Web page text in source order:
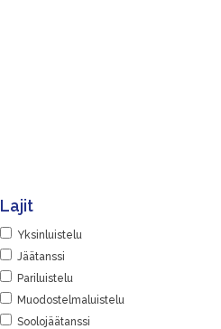
Lajit
Yksinluistelu
Jäätanssi
Pariluistelu
Muodostelmaluistelu
Soolojäätanssi